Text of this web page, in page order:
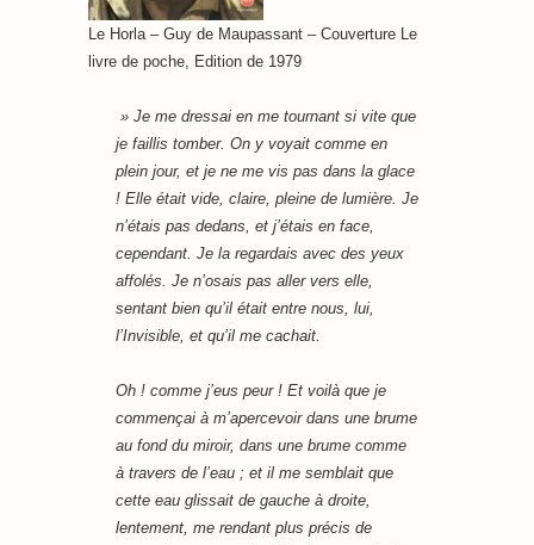
Le Horla – Guy de Maupassant – Couverture Le
livre de poche, Edition de 1979
» Je me dressai en me tournant si vite que
je faillis tomber. On y voyait comme en
plein jour, et je ne me vis pas dans la glace
! Elle était vide, claire, pleine de lumière. Je
n’étais pas dedans, et j’étais en face,
cependant. Je la regardais avec des yeux
affolés. Je n’osais pas aller vers elle,
sentant bien qu’il était entre nous, lui,
l’Invisible, et qu’il me cachait.
Oh ! comme j’eus peur ! Et voilà que je
commençai à m’apercevoir dans une brume
au fond du miroir, dans une brume comme
à travers de l’eau ; et il me semblait que
cette eau glissait de gauche à droite,
lentement, me rendant plus précis de